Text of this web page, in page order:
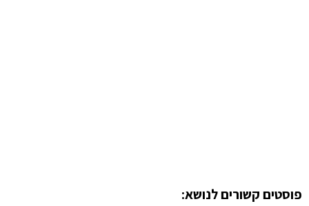
פוסטים קשורים לנושא: